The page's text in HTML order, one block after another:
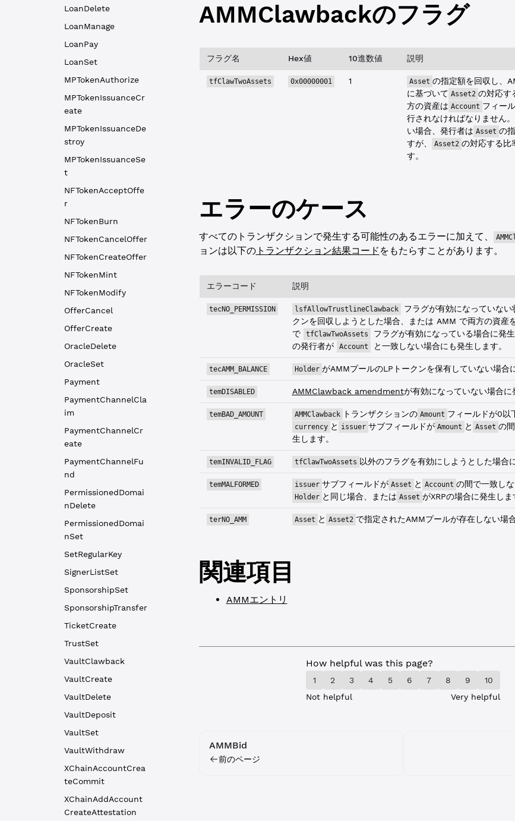
LoanDelete
LoanManage
LoanPay
LoanSet
MPTokenAuthorize
MPTokenIssuanceCr
eate
MPTokenIssuanceDe
stroy
MPTokenIssuanceSe
t
NFTokenAcceptOffe
r
NFTokenBurn
NFTokenCancelOffer
NFTokenCreateOffer
NFTokenMint
NFTokenModify
OfferCancel
OfferCreate
OracleDelete
OracleSet
Payment
PaymentChannelCla
im
PaymentChannelCr
eate
PaymentChannelFu
nd
PermissionedDomai
nDelete
PermissionedDomai
nSet
SetRegularKey
SignerListSet
SponsorshipSet
SponsorshipTransfer
TicketCreate
TrustSet
VaultClawback
VaultCreate
VaultDelete
VaultDeposit
VaultSet
VaultWithdraw
XChainAccountCrea
teCommit
XChainAddAccount
CreateAttestation
AMMClawbackのフラグ
フラグ名 Hex値 10進数値 説明
tfClawTwoAssets 0x00000001 1 Asset の指定額を回収し、
に基づいて Asset2 の対応す
方の資産は Account フィー
行されなければなりません
い場合、発行者は Asset の
すが、
Asset2 の対応する比
す。
エラーのケース
すべてのトランザクションで発生する可能性のあるエラーに加えて、
ョンは以下のトランザクション結果コード をもたらすことがあります。
エラーコード 説明
tecNO_PERMISSION lsfAllowTrustlineClawback
フラグが有効になっていな
クンを回収しようとした場合、または AMM で両方の資産
で
tfClawTwoAssets フラグが有効になっている場合に発生
の発行者が Account と一致しない場合にも発生します。
tecAMM_BALANCE Holder がAMMプールのLPトークンを保有していない場合
temDISABLED AMMClawback amendmentが有効になっていない場合に
temBAD_AMOUNT AMMClawback トランザクションの Amount フィールドが0以
currency と issuer サブフィールドが Amount と Asset の
生します。
temINVALID_FLAG tfClawTwoAssets 以外のフラグを有効にしようとした場合
temMALFORMED issuer サブフィールドが Asset と Account の間で一致しな
Holder と同じ場合、または Asset がXRPの場合に発生しま
terNO_AMM Asset と Asset2 で指定されたAMMプールが存在しない場
関連項目
AMMエントリ
How helpful was this page?
1 2 3 4 5 6 7 8 9
10
Not helpful
Very helpful
AMMBid
前のページ